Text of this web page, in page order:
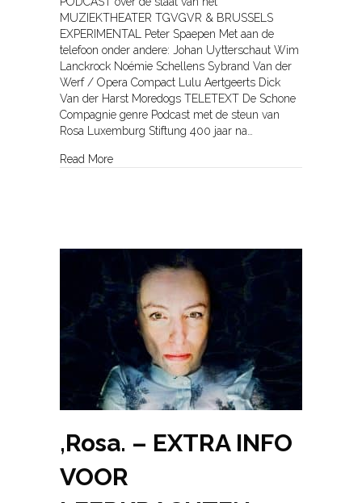
MUZIEKTHEATER TGVGVR & BRUSSELS
EXPERIMENTAL Peter Spaepen Met aan de
telefoon onder andere: Johan Uytterschaut Wim
Lanckrock Noémie Schellens Sybrand Van der
Werf / Opera Compact Lulu Aertgeerts Dick
Van der Harst Moredogs TELETEXT De Schone
Compagnie genre Podcast met de steun van
Rosa Luxemburg Stiftung 400 jaar na…
Read Moreabout Radio Rosa
,Rosa. – EXTRA INFO
VOOR